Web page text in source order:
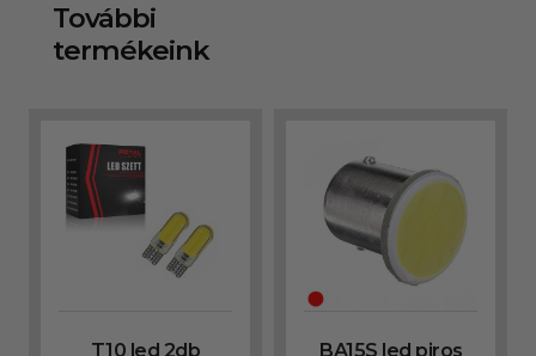
További
termékeink
T10 led 2db
BA15S led piros